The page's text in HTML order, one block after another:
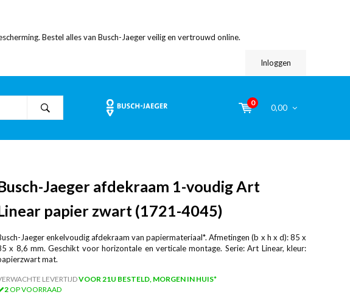
Bestel alles van Busch-Jaeger veilig en vertrouwd online.
Inloggen
0
0,00
Jaeger afdekraam 1-voudig Art
papier zwart (1721-4045)
Jaeger enkelvoudig afdekraam van papiermateriaal*. Afmetingen (b x h x d): 85 x
x 8,6 mm. Geschikt voor horizontale en verticale montage. Serie: Art Linear, kleur:
mat.
LEVERTIJDVOOR 21U BESTELD, MORGEN IN HUIS*
2OP VOORRAAD